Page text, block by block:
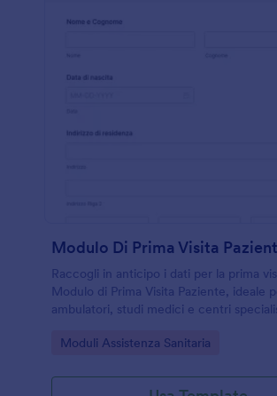
Modulo Di Prima Visita
Raccogli in anticipo i dati per la prima
Modulo di Prima Visita Paziente, ideale
ambulatori, studi medici e centri
collection con Jotform.
Go to Category:
Moduli Assistenza Sanitaria